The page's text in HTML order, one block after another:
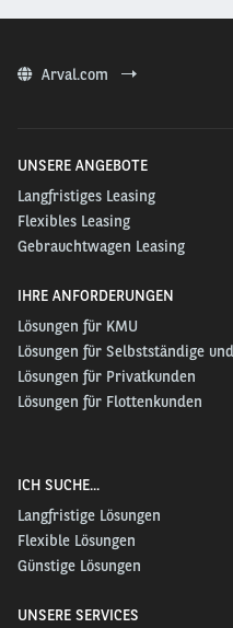
Arval.com
UNSERE ANGEBOTE
Langfristiges Leasing
Flexibles Leasing
Gebrauchtwagen Leasing
IHRE ANFORDERUNGEN
Lösungen für KMU
Lösungen für Selbstständige
Lösungen für Privatkunden
Lösungen für Flottenkunden
ICH SUCHE...
Langfristige Lösungen
Flexible Lösungen
Günstige Lösungen
UNSERE SERVICES